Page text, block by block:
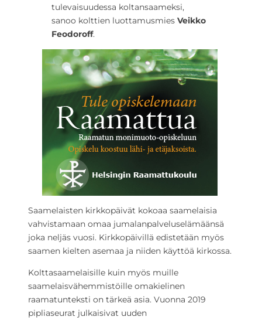
tulevaisuudessa koltansaameksi,
sanoo kolttien luottamusmies Veikko
Feodoroff.
Saamelaisten kirkkopäivät kokoaa saamelaisia
vahvistamaan omaa jumalanpalveluselämäänsä
joka neljäs vuosi. Kirkkopäivillä edistetään myös
saamen kielten asemaa ja niiden käyttöä kirkossa.
Kolttasaamelaisille kuin myös muille
saamelaisvähemmistöille omakielinen
raamatunteksti on tärkeä asia. Vuonna 2019
pipliaseurat julkaisivat uuden